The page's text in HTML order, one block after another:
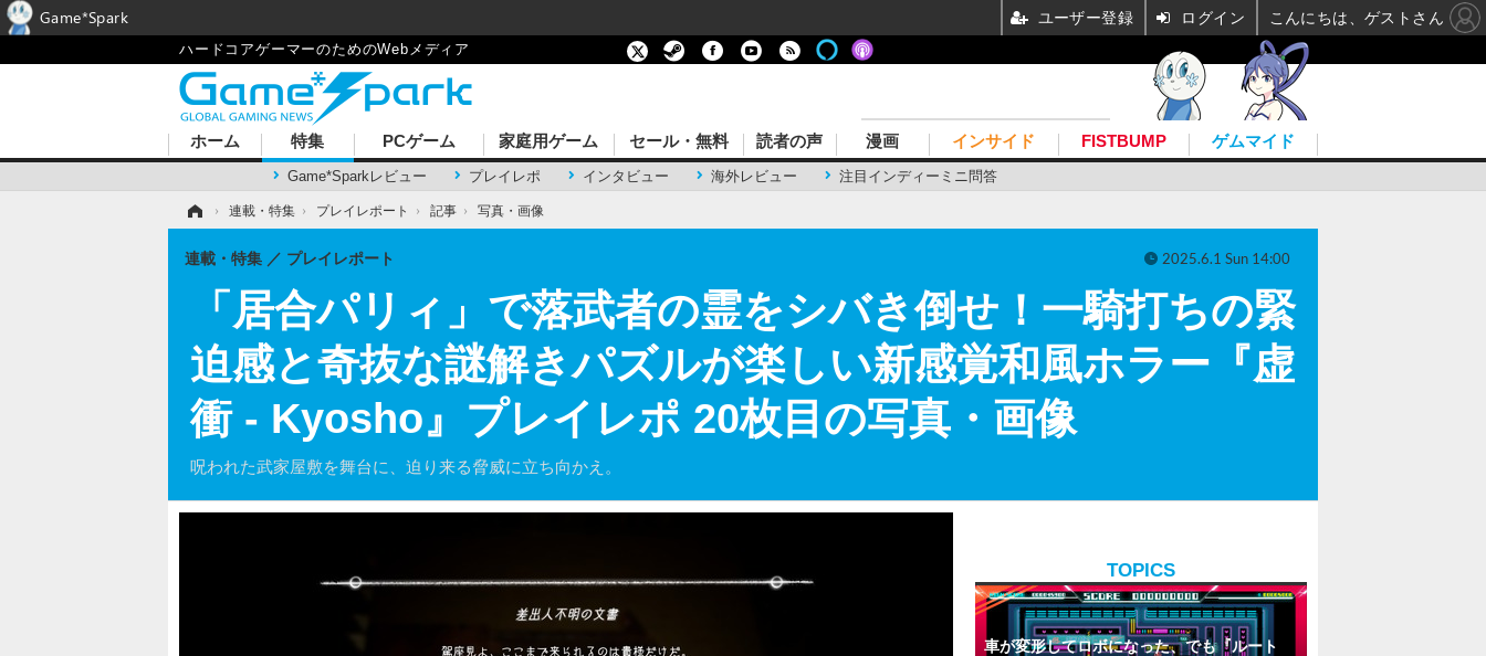
ハードコアゲーマーのためのWebメディア
ホーム 特集
Game*Sparkレビュー プレイレポ インタビュー 海外レビュー 注目インディーミニ問答
PCゲーム 家庭用ゲーム セール・無料 読者の声 漫画 インサイド FISTBUMP ゲムマイド
› 連載・特集 › プレイレポート › 記事 › 写真・画像
「居合パリィ」で落武者の霊をシバき倒せ！一騎打ちの緊
迫感と奇抜な謎解きパズルが楽しい新感覚和風ホラー『虚
衝 - Kyosho』プレイレポ 20枚目の写真・画像
呪われた武家屋敷を舞台に、迫り来る脅威に立ち向かえ。
連載・特集 プレイレポート 2025.6.1 Sun 14:00
TOPICS
車が変形してロボになった、でも『ルート
Game*Spark ユーザー登録 ログイン こんにちは、ゲストさん